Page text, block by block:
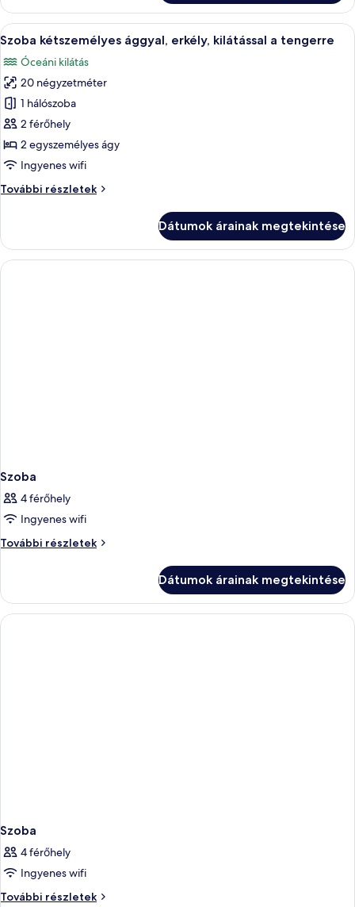
a
tengerre
fő
részére,
kilátással
tengerre
további
részletei
A
következő
szoba
összes
képének
megtekintése:
Szoba
kétszemélyes
ággyal,
erkély,
tengerre
Egy modern szállodai szoba két
5
Szoba kétszemélyes ággyal, erkély, kilátással a tengerre
Óceáni kilátás
20 négyzetméter
1 hálószoba
2 férőhely
2 egyszemélyes ágy
Ingyenes wifi
További részletek
Szoba
kilátással
tengerre
Dátumok árainak megtekintése
Szoba
4 férőhely
Ingyenes wifi
További részletek
Szoba
Dátumok árainak megtekintése
Szoba
4 férőhely
Ingyenes wifi
További részletek
Szoba